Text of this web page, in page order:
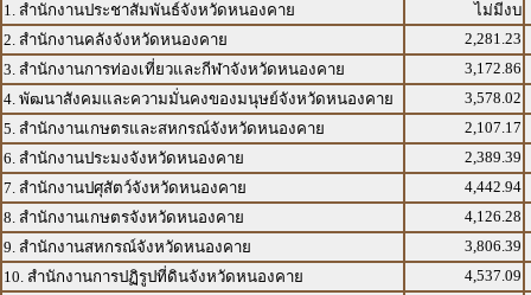
1. สำนักงานประชาสัมพันธ์จังหวัดหนองคาย
ไม่มีงบ
2. สำนักงานคลังจังหวัดหนองคาย
2,281.23
3. สำนักงานการท่องเที่ยวและกีฬาจังหวัดหนองคาย
3,172.86
4. พัฒนาสังคมและความมั่นคงของมนุษย์จังหวัดหนองคาย
3,578.02
5. สำนักงานเกษตรและสหกรณ์จังหวัดหนองคาย
2,107.17
6. สำนักงานประมงจังหวัดหนองคาย
2,389.39
7. สำนักงานปศุสัตว์จังหวัดหนองคาย
4,442.94
8. สำนักงานเกษตรจังหวัดหนองคาย
4,126.28
9. สำนักงานสหกรณ์จังหวัดหนองคาย
3,806.39
10. สำนักงานการปฏิรูปที่ดินจังหวัดหนองคาย
4,537.09